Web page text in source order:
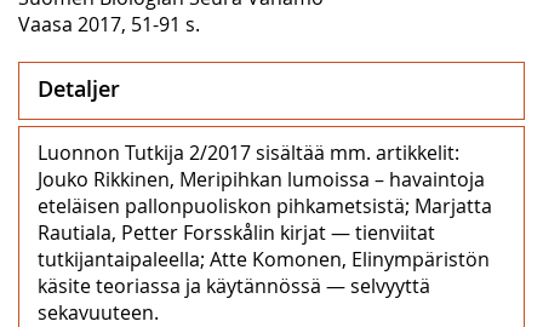
Vaasa 2017, 51-91 s.
Detaljer
Luonnon Tutkija 2/2017 sisältää mm. artikkelit:
Jouko Rikkinen, Meripihkan lumoissa – havaintoja
eteläisen pallonpuoliskon pihkametsistä; Marjatta
Rautiala, Petter Forsskålin kirjat — tienviitat
tutkijantaipaleella; Atte Komonen, Elinympäristön
käsite teoriassa ja käytännössä — selvyyttä
sekavuuteen.